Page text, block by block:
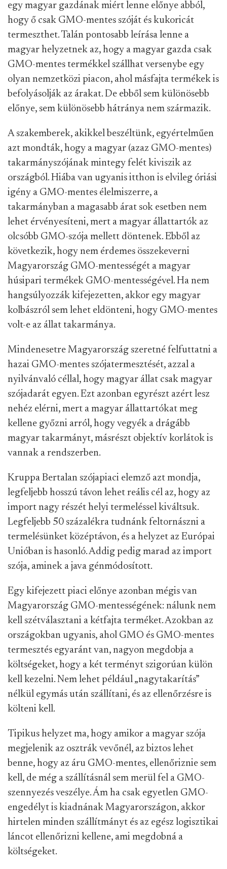
egy magyar gazdának miért lenne előnye abból,
hogy ő csak GMO-mentes szóját és kukoricát
termeszthet. Talán pontosabb leírása lenne a
magyar helyzetnek az, hogy a magyar gazda csak
GMO-mentes termékkel szállhat versenybe egy
olyan nemzetközi piacon, ahol másfajta termékek is
befolyásolják az árakat. De ebből sem különösebb
előnye, sem különösebb hátránya nem származik.
A szakemberek, akikkel beszéltünk, egyértelműen
azt mondták, hogy a magyar (azaz GMO-mentes)
takarmányszójának mintegy felét kiviszik az
országból. Hiába van ugyanis itthon is elvileg óriási
igény a GMO-mentes élelmiszerre, a
takarmányban a magasabb árat sok esetben nem
lehet érvényesíteni, mert a magyar állattartók az
olcsóbb GMO-szója mellett döntenek. Ebből az
következik, hogy nem érdemes összekeverni
Magyarország GMO-mentességét a magyar
húsipari termékek GMO-mentességével. Ha nem
hangsúlyozzák kifejezetten, akkor egy magyar
kolbászról sem lehet eldönteni, hogy GMO-mentes
volt-e az állat takarmánya.
Mindenesetre Magyarország szeretné felfuttatni a
hazai GMO-mentes szójatermesztését, azzal a
nyilvánvaló céllal, hogy magyar állat csak magyar
szójadarát egyen. Ezt azonban egyrészt azért lesz
nehéz elérni, mert a magyar állattartókat meg
kellene győzni arról, hogy vegyék a drágább
magyar takarmányt, másrészt objektív korlátok is
vannak a rendszerben.
Kruppa Bertalan szójapiaci elemző azt mondja,
legfeljebb hosszú távon lehet reális cél az, hogy az
import nagy részét helyi termeléssel kiváltsuk.
Legfeljebb 50 százalékra tudnánk feltornászni a
termelésünket középtávon, és a helyzet az Európai
Unióban is hasonló. Addig pedig marad az import
szója, aminek a java génmódosított.
Egy kifejezett piaci előnye azonban mégis van
Magyarország GMO-mentességének: nálunk nem
kell szétválasztani a kétfajta terméket. Azokban az
országokban ugyanis, ahol GMO és GMO-mentes
termesztés egyaránt van, nagyon megdobja a
költségeket, hogy a két terményt szigorúan külön
kell kezelni. Nem lehet például „nagytakarítás”
nélkül egymás után szállítani, és az ellenőrzésre is
költeni kell.
Tipikus helyzet ma, hogy amikor a magyar szója
megjelenik az osztrák vevőnél, az biztos lehet
benne, hogy az áru GMO-mentes, ellenőriznie sem
kell, de még a szállításnál sem merül fel a GMO-
szennyezés veszélye. Ám ha csak egyetlen GMO-
engedélyt is kiadnának Magyarországon, akkor
hirtelen minden szállítmányt és az egész logisztikai
láncot ellenőrizni kellene, ami megdobná a
költségeket.